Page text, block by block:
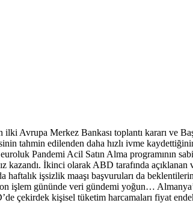
Avrupa Merkez Bankası toplantı kararı ve
tahmin edilenden daha hızlı ivme
Pandemi Acil Satın Alma programının
kazandı. İkinci olarak ABD tarafında
işsizlik maaşı başvuruları da
gününde veri gündemi yoğun…
çekirdek kişisel tüketim harcamaları fiyat